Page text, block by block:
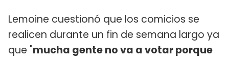
Lemoine cuestionó que los comicios se
realicen durante un fin de semana largo ya
que "mucha gente no va a votar porque